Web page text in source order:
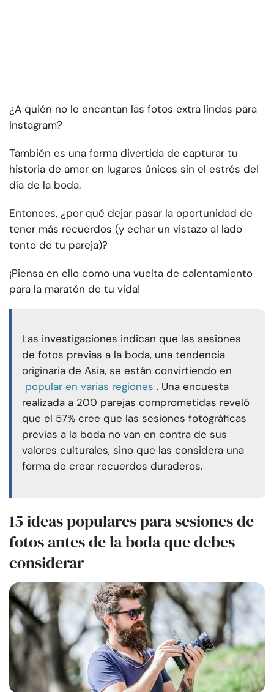
¿A quién no le encantan las fotos extra lindas para
Instagram?
También es una forma divertida de capturar tu
historia de amor en lugares únicos sin el estrés del
día de la boda.
Entonces, ¿por qué dejar pasar la oportunidad de
tener más recuerdos (y echar un vistazo al lado
tonto de tu pareja)?
¡Piensa en ello como una vuelta de calentamiento
para la maratón de tu vida!
Las investigaciones indican que las sesiones
de fotos previas a la boda, una tendencia
originaria de Asia, se están convirtiendo en
popular en varias regiones . Una encuesta
realizada a 200 parejas comprometidas reveló
que el 57% cree que las sesiones fotográficas
previas a la boda no van en contra de sus
valores culturales, sino que las considera una
forma de crear recuerdos duraderos.
15 ideas populares para sesiones de
fotos antes de la boda que debes
considerar